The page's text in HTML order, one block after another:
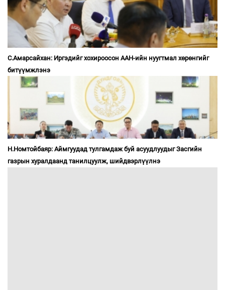
С.Амарсайхан: Иргэдийг хохироосон ААН-ийн нуугтмал хөрөнгийг
битүүмжлэнэ
Н.Номтойбаяр: Аймгуудад тулгамдаж буй асуудлуудыг Засгийн
газрын хуралдаанд танилцуулж, шийдвэрлүүлнэ